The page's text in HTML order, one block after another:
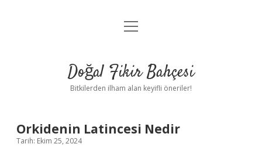
Anasayfa
Yasal Uyarı
menüyü
Doğal Fikir Bahçesi
Bitkilerden ilham alan keyifli öneriler!
Orkidenin Latincesi Nedir
Tarih: Ekim 25, 2024